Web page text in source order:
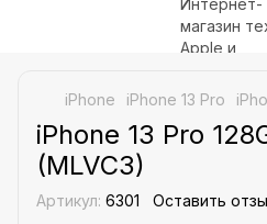
iPhone iPhone 13 Pro
iPhone 13 Pro
(MLVC3)
Артикул: 6301 Оставить